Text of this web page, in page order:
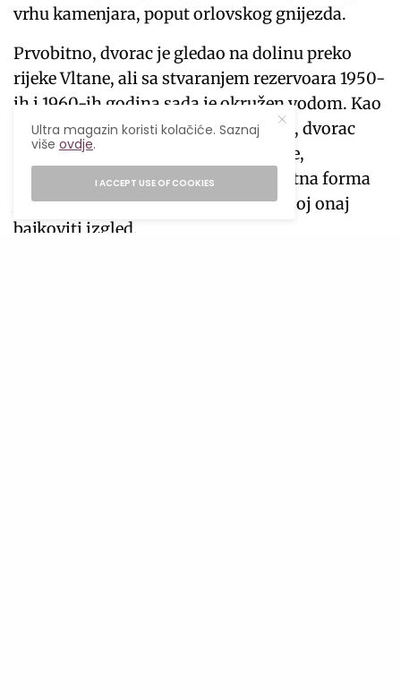
vrhu kamenjara, poput orlovskog gnijezda.
Prvobitno, dvorac je gledao na dolinu preko
rijeke Vltane, ali sa stvaranjem rezervoara 1950-
ih i 1960-ih godina sada je okružen vodom. Kao
i mnogi drugi dvorci u Južnoj Češkoj, dvorac
Orlik je prošao kroz mnoge promjene,
uključujući dva velika požara. Trenutna forma
je romantičnog gotičkog stila i daje joj onaj
bajkoviti izgled.
Ultra magazin koristi kolačiće. Saznaj
višeovdje.
I ACCEPT USE OF COOKIES